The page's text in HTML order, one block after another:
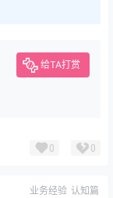
给TA打赏
0 0
业务经验 认知篇